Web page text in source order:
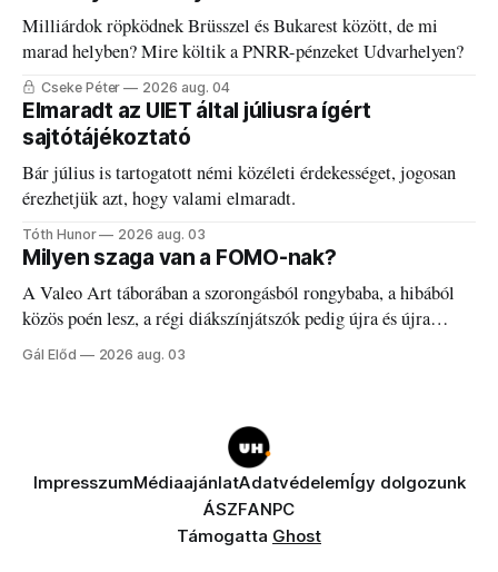
Milliárdok röpködnek Brüsszel és Bukarest között, de mi
marad helyben? Mire költik a PNRR-pénzeket Udvarhelyen?
Cseke Péter 2026 aug. 04
Elmaradt az UIET által júliusra ígért
sajtótájékoztató
Bár július is tartogatott némi közéleti érdekességet, jogosan
érezhetjük azt, hogy valami elmaradt.
Tóth Hunor 2026 aug. 03
Milyen szaga van a FOMO-nak?
A Valeo Art táborában a szorongásból rongybaba, a hibából
közös poén lesz, a régi diákszínjátszók pedig újra és újra
visszatalálnak egymáshoz.
Gál Előd 2026 aug. 03
ImpresszumMédiaajánlatAdatvédelemÍgy dolgozunk
ÁSZFANPC
Támogatta Ghost